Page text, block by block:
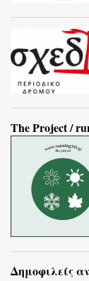
The Project /
Δημοφιλείς